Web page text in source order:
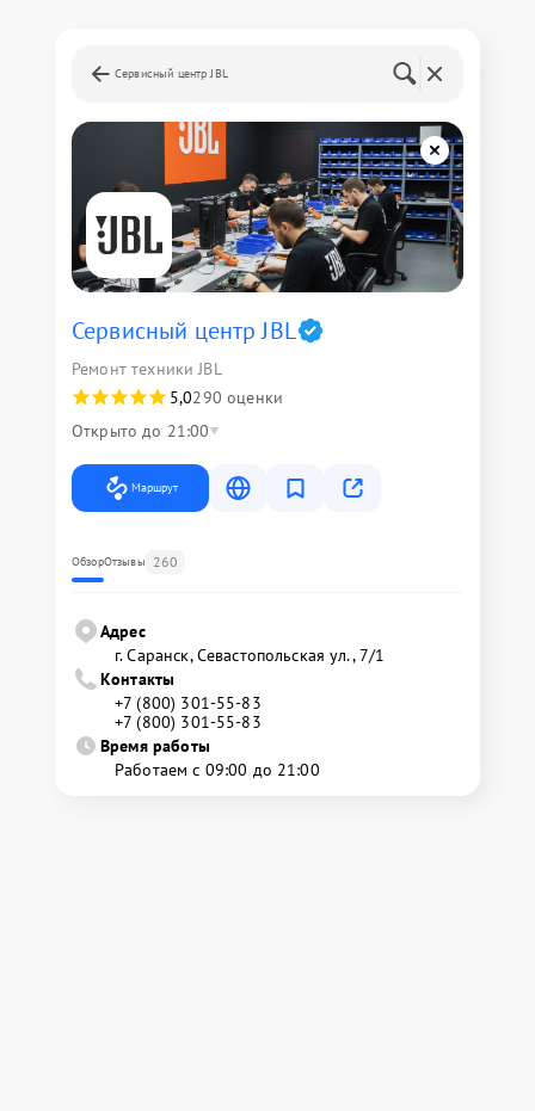
Сервисный центр JBL
Сервисный центр JBL
Ремонт техники JBL
5,0290 оценки
Открыто до 21:00
Маршрут
ОбзорОтзывы 260
Адрес
г. Саранск, Севастопольская ул., 7/1
Контакты
+7 (800) 301-55-83
+7 (800) 301-55-83
Время работы
Работаем с 09:00 до 21:00